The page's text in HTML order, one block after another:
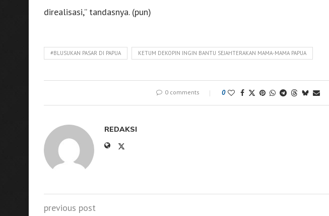
direalisasi,” tandasnya. (pun)
#BLUSUKAN PASAR DI PAPUA KETUM DEKOPIN INGIN BANTU SEJAHTERAKAN MAMA-MAMA PAPUA
0 comments 0
REDAKSI
previous post